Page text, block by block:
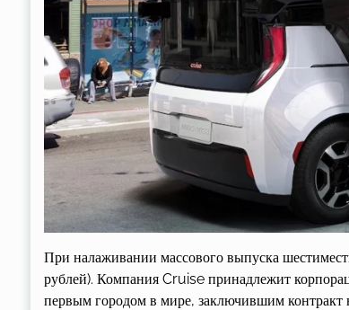
При налаживании массового выпуска
рублей). Компания Cruise принадлежит
первым городом в мире, заключившим контракт